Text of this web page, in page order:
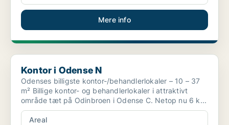
Mere info
Kontor i Odense N
Kontor i Odense N
Odenses billigste kontor-/behandlerlokaler – 10 – 37
m² Billige kontor- og behandlerlokaler i attraktivt
område tæt på Odinbroen i Odense C. Netop nu 6 k...
Areal